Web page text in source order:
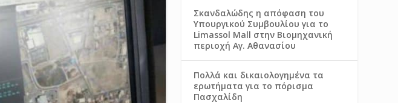
Σκανδαλώδης η απόφαση του
Υπουργικού Συμβουλίου για το
Limassol Mall στην Βιομηχανική
περιοχή Αγ. Αθανασίου
Πολλά και δικαιολογημένα τα
ερωτήματα για το πόρισμα
Πασχαλίδη